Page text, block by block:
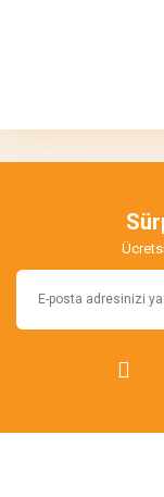
Ürün bilgilerinde
Ürün fiyatı diğer
Bu ürüne benzer